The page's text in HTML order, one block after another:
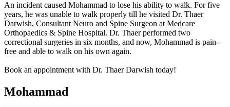
An incident caused Mohammad to lose his ability to walk. For five
years, he was unable to walk properly till he visited Dr. Thaer
Darwish, Consultant Neuro and Spine Surgeon at Medcare
Orthopaedics & Spine Hospital. Dr. Thaer performed two
correctional surgeries in six months, and now, Mohammad is pain-
free and able to walk on his own again.
Book an appointment with Dr. Thaer Darwish today!
Mohammad